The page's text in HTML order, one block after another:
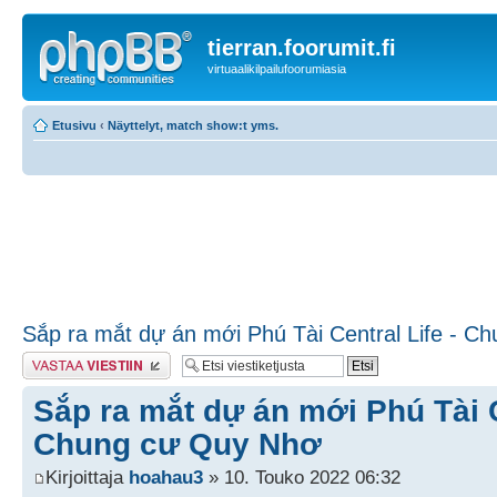
tierran.foorumit.fi
virtuaalikilpailufoorumiasia
Etusivu ‹ Näyttelyt, match show:t yms.
Sắp ra mắt dự án mới Phú Tài Central Life -
Lähetä vastaus
Sắp ra mắt dự án mới Phú Tài
Chung cư Quy Nhơ
Kirjoittaja hoahau3 » 10. Touko 2022 06:32